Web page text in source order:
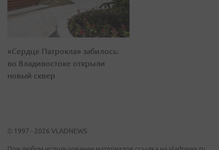
«Сердце Патрокла» забилось:
во Владивостоке открыли
новый сквер
© 1997 - 2026 VLADNEWS